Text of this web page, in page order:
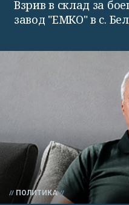
Взрив в склад за
завод "ЕМКО" в с.
ПОЛИТИКА